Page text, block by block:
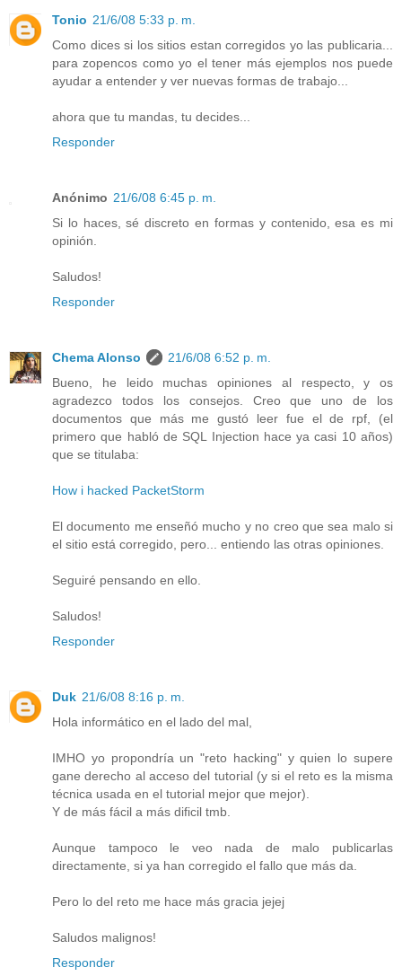
Tonio 21/6/08 5:33 p. m.
Como dices si los sitios estan corregidos yo las publicaria...
para zopencos como yo el tener más ejemplos nos puede
ayudar a entender y ver nuevas formas de trabajo...
ahora que tu mandas, tu decides...
Responder
Anónimo 21/6/08 6:45 p. m.
Si lo haces, sé discreto en formas y contenido, esa es mi
opinión.
Saludos!
Responder
Chema Alonso
21/6/08 6:52 p. m.
Bueno, he leido muchas opiniones al respecto, y os
agradezco todos los consejos. Creo que uno de los
documentos que más me gustó leer fue el de rpf, (el
primero que habló de SQL Injection hace ya casi 10 años)
que se titulaba:
How i hacked PacketStorm
El documento me enseñó mucho y no creo que sea malo si
el sitio está corregido, pero... entiendo las otras opiniones.
Seguiré pensando en ello.
Saludos!
Responder
Duk 21/6/08 8:16 p. m.
Hola informático en el lado del mal,
IMHO yo propondría un "reto hacking" y quien lo supere
gane derecho al acceso del tutorial (y si el reto es la misma
técnica usada en el tutorial mejor que mejor).
Y de más fácil a más dificil tmb.
Aunque tampoco le veo nada de malo publicarlas
directamente, si ya han corregido el fallo que más da.
Pero lo del reto me hace más gracia jejej
Saludos malignos!
Responder